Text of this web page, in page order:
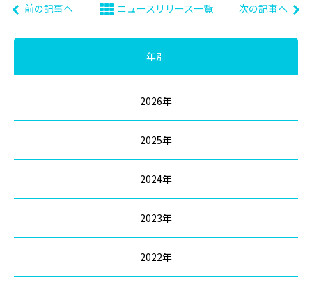
前の記事へ ニュースリリース一覧 次の記事へ
年別
2026年
2025年
2024年
2023年
2022年